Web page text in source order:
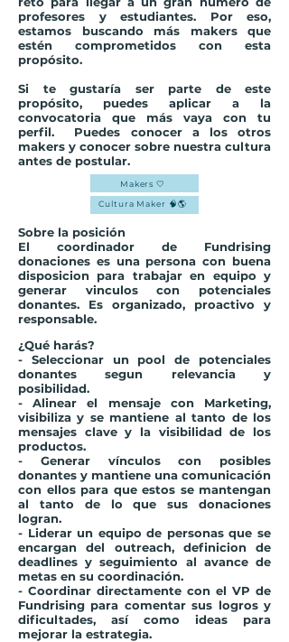
profesores y estudiantes. Por eso,
estamos buscando más makers que
estén comprometidos con esta
propósito.
Si te gustaría ser parte de este
propósito, puedes aplicar a la
convocatoria que más vaya con tu
perfil. Puedes conocer a los otros
makers y conocer sobre nuestra cultura
antes de postular.
Makers 🤍
Cultura Maker 🧠🌎
Sobre la posición
El coordinador de Fundrising
donaciones es una persona con buena
disposicion para trabajar en equipo y
generar vinculos con potenciales
donantes. Es organizado, proactivo y
responsable.
¿Qué harás?
- Seleccionar un pool de potenciales
donantes segun relevancia y
posibilidad.
- Alinear el mensaje con Marketing,
visibiliza y se mantiene al tanto de los
mensajes clave y la visibilidad de los
productos.
- Generar vínculos con posibles
donantes y mantiene una comunicación
con ellos para que estos se mantengan
al tanto de lo que sus donaciones
logran.
- Liderar un equipo de personas que se
encargan del outreach, definicion de
deadlines y seguimiento al avance de
metas en su coordinación.
- Coordinar directamente con el VP de
Fundrising para comentar sus logros y
dificultades, así como ideas para
mejorar la estrategia.